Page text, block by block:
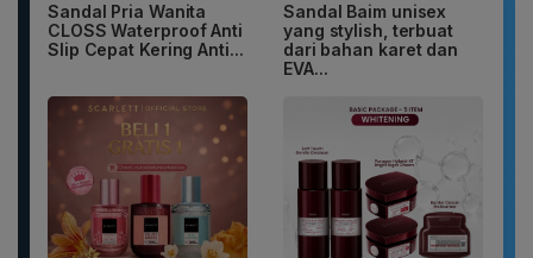
Sandal Pria Wanita
CLOSS Waterproof Anti
Slip Cepat Kering Anti...
Sandal Baim unisex
yang stylish, terbuat
dari bahan karet dan
EVA...